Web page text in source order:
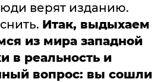
верят изданию.
Итак, выдыхаем
из мира западной
в реальность и
вопрос: вы сошли